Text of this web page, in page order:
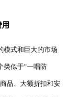
模式和巨大的市场
类似于“一唱防
品、大额折扣和安